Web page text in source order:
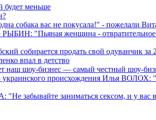
будет меньше
собака вас не покусала!" - пожелали
"Пьяная женщина - отвратительное
собирается продать свой одуванчик за
впал в детство
наш шоу-бизнес — самый честный шоу-
происхождения Илья ВОЛОХ:
забывайте заниматься сексом, и у вас